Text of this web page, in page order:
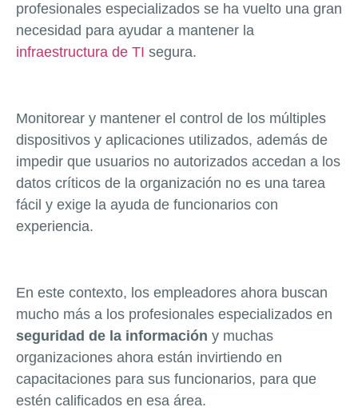
profesionales especializados se ha vuelto una gran
necesidad para ayudar a mantener la
infraestructura de TI segura.
Monitorear y mantener el control de los múltiples
dispositivos y aplicaciones utilizados, además de
impedir que usuarios no autorizados accedan a los
datos críticos de la organización no es una tarea
fácil y exige la ayuda de funcionarios con
experiencia.
En este contexto, los empleadores ahora buscan
mucho más a los profesionales especializados en
seguridad de la información y muchas
organizaciones ahora están invirtiendo en
capacitaciones para sus funcionarios, para que
estén calificados en esa área.